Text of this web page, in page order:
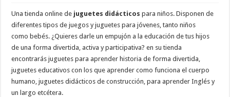
Una tienda online de juguetes didácticos para niños. Disponen de
diferentes tipos de juegos y juguetes para jóvenes, tanto niños
como bebés. ¿Quieres darle un empujón a la educación de tus hijos
de una forma divertida, activa y participativa? en su tienda
encontrarás juguetes para aprender historia de forma divertida,
juguetes educativos con los que aprender como funciona el cuerpo
humano, juguetes didácticos de construcción, para aprender Inglés y
un largo etcétera.